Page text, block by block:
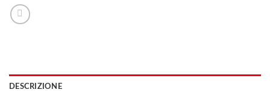
DESCRIZIONE